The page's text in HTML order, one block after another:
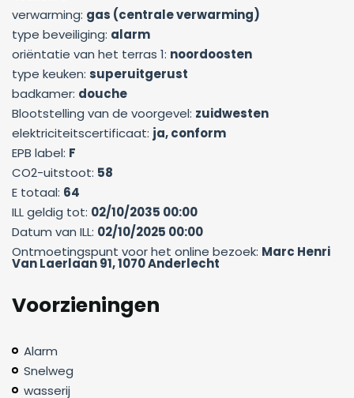
verwarming: gas (centrale verwarming)
type beveiliging: alarm
oriëntatie van het terras 1: noordoosten
type keuken: superuitgerust
badkamer: douche
Blootstelling van de voorgevel: zuidwesten
elektriciteitscertificaat: ja, conform
EPB label: F
CO2-uitstoot: 58
E totaal: 64
ILL geldig tot: 02/10/2035 00:00
Datum van ILL: 02/10/2025 00:00
Ontmoetingspunt voor het online bezoek: Marc Henri
Van Laerlaan 91, 1070 Anderlecht
Voorzieningen
Alarm
Snelweg
wasserij